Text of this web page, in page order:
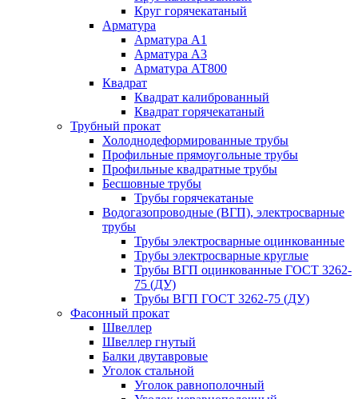
Круг горячекатаный
Арматура
Арматура А1
Арматура А3
Арматура АТ800
Квадрат
Квадрат калиброванный
Квадрат горячекатаный
Трубный прокат
Холоднодеформированные трубы
Профильные прямоугольные трубы
Профильные квадратные трубы
Бесшовные трубы
Трубы горячекатаные
Водогазопроводные (ВГП), электросварные
трубы
Трубы электросварные оцинкованные
Трубы электросварные круглые
Трубы ВГП оцинкованные ГОСТ 3262-
75 (ДУ)
Трубы ВГП ГОСТ 3262-75 (ДУ)
Фасонный прокат
Швеллер
Швеллер гнутый
Балки двутавровые
Уголок стальной
Уголок равнополочный